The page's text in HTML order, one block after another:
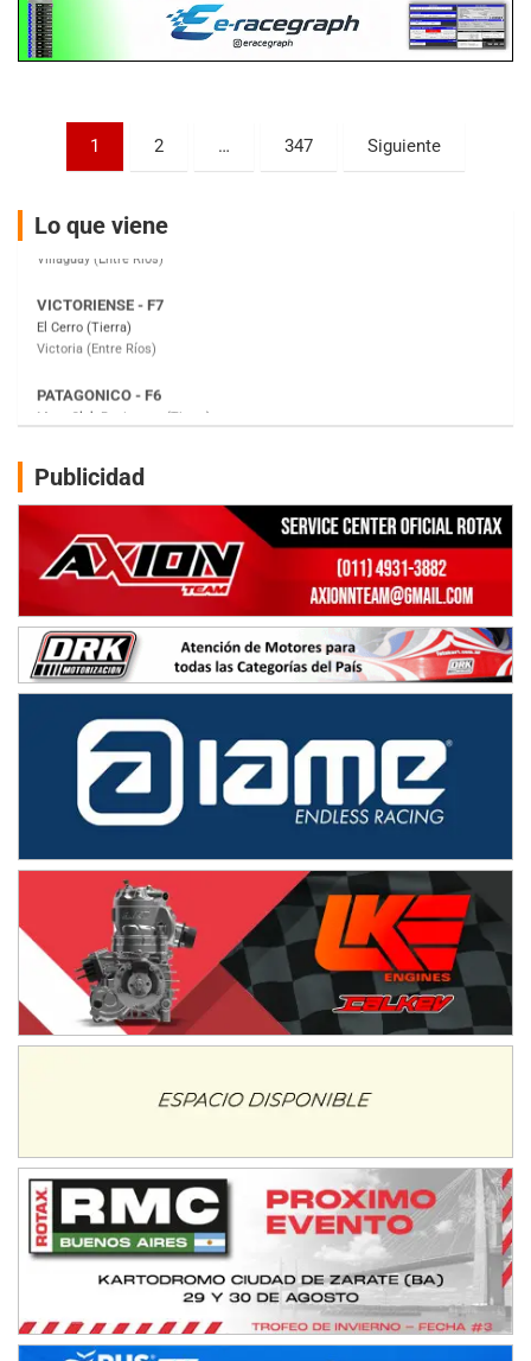
Paginación
entradas
1 2 … 347 Siguiente
Lo que viene
KDO - F6
Ciudad de Trenque Lauquen (Asfalto)
Trenque Lauquen (Buenos Aires)
Parque de la Velocidad (Asfalto)
Villaguay (Entre Ríos)
El Cerro (Tierra)
Victoria (Entre Ríos)
Moto Club Reginense (Tierra)
Gral. E. Godoy (Río Negro)
Juventud Unida (Tierra)
Humboldt (Santa Fe)
Ciudad de Avellaneda (Asfalto)
Avellaneda (Santa Fe)
SUR SANTAFESINO - F4
José Samuel Sánchez (Tierra)
TUCUMANO - F5
Juan Navarro (Asfalto)
El Timbó (Tucumán)
COBERTURA ESPECIAL DE E-KART.COM.AR
08/09-AGO
IAME SERIES ARGENTINA 6
Ramiro Tot (Asfalto)
Ciudad de Trenque Lauquen (Asfalto)
Trenque Lauquen (Buenos Aires)
ENTRERRIANO - F6 (POSTERGADA)
Parque de la Velocidad (Asfalto)
Villaguay (Entre Ríos)
PATAGONICO - F6
Moto Club Reginense (Tierra)
Gral. E. Godoy (Río Negro)
CSK - F7
Juventud Unida (Tierra)
NORESTE SANTAFESINO - F6
Publicidad